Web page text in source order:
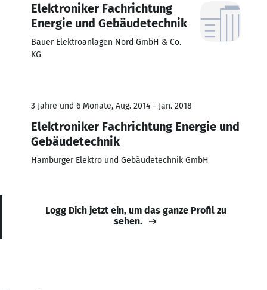
Elektroniker Fachrichtung
Energie und Gebäudetechnik
Bauer Elektroanlagen Nord GmbH & Co.
KG
3 Jahre und 6 Monate, Aug. 2014 - Jan. 2018
Elektroniker Fachrichtung Energie und
Gebäudetechnik
Hamburger Elektro und Gebäudetechnik GmbH
Logg Dich jetzt ein, um das ganze Profil zu
sehen.